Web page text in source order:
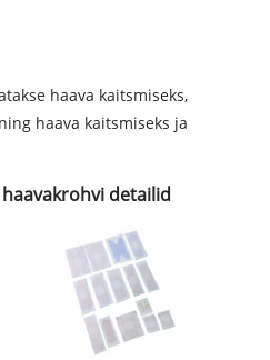
haava kaitsmiseks,
haava kaitsmiseks ja
detailid